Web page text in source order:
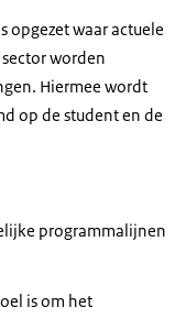
opgezet waar actuele
worden
Hiermee wordt
op de student en de
programmalijnen
is om het